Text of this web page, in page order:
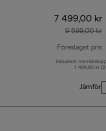
7 499,00 kr
9 599,00 kr
Föreslaget pris
Inkluderat
1 499,80 kr
Jämför